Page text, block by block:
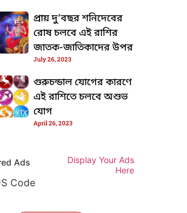
প্রায় দু’বছর শনিদেবের
রোষ চলবে এই রাশির
জাতক-জাতিকাদের উপর
July 26, 2023
গুরুচন্ডাল যোগের কারণে
এই রাশিতে চলবে অশুভ
যোগ
April 26, 2023
Ads
Display Your Ads
Here
Code